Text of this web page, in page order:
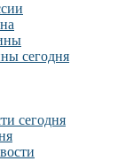
сегодня
сегодня